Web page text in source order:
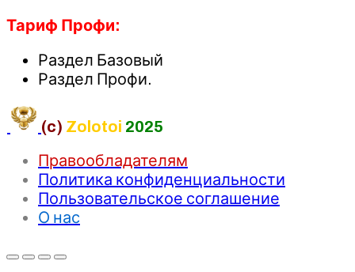
Тариф Профи:
Раздел Базовый
Раздел Профи.
(c) Zolotoi 2025
Правообладателям
Политика конфиденциальности
Пользовательское соглашение
О нас